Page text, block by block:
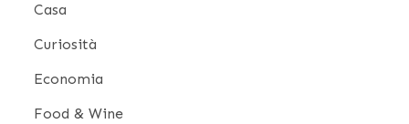
Casa
Curiosità
Economia
Food & Wine